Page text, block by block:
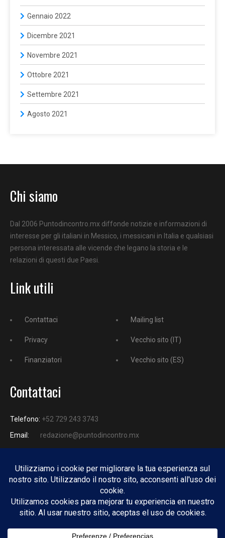
Gennaio 2022
Dicembre 2021
Novembre 2021
Ottobre 2021
Settembre 2021
Agosto 2021
Chi siamo
Dal 2006 Puntodincontro.mx diffonde notizie e informazioni di
interesse per gli italiani in Messico, i messicani in Italia e qualsiasi
persona interessata alle vicende che legano la storia e le
relazioni di questi due Paesi.
Link utili
Contattaci
Privacy
Finanziatori
Mailing list
Vecchio sito (IT)
Vecchio sito (ES)
Contattaci
Telefono: +52 729 243 3743
Email:
redazione@puntodincontro.mx
PUNTODINCONTRO